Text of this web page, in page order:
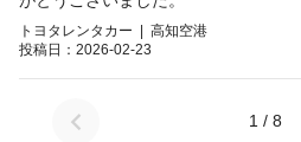
トヨタレンタカー | 高知空港
投稿日：2026-02-23
1 / 8